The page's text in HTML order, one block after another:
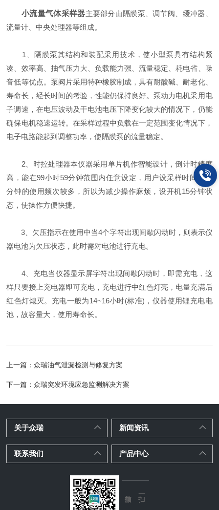
小流量气体采样器主要部分由隔膜泵、调节阀、缓冲器、
流量计、中央处理器等组成。
1、隔膜泵其结构和装配采用技术，使小型泵具有结构紧
凑、效率高、抽气压力大、负载能力强、流量稳定、耗电省、噪
音低等优点。泵阀片采用特种橡胶制成，具有耐酸碱、耐老化、
寿命长，经长时间的考验，性能仍保持良好。泵动力电机采用电
子调速，在电压波动及干电池电压下降变化较大的情况下，仍能
确保电机稳速运转。在采样过程中负载在一定范围变化情况下，
电子电路能起到调整功率，使隔膜泵的流量稳定。
2、时控处理器本仪器采用单片机作智能设计，倒计时精度
高，能在99小时59分钟范围内任意设定，用户设采样时间为15
分钟的使用频次较多，所以为减少操作麻烦，设开机15分钟状
态，使操作方便快捷。
3、欠压指示在使用中当4个字符出现间歇闪动时，则表示仪
器电池为欠压状态，此时需对电池进行充电。
4、充电当仪器显示屏字符出现间歇闪动时，即需充电，这
样只要接上充电器即可充电，充电进行中红色灯亮，电量充满后
红色灯熄灭。充电一般为14~16小时(标准)，仪器使用锂充电电
池，故容量大，使用寿命长。
上一篇：众瑞油气泄漏检测与修复方案
下一篇：众瑞突发环境应急监测解决方案
关于众瑞 新闻资讯
联系我们 产品中心